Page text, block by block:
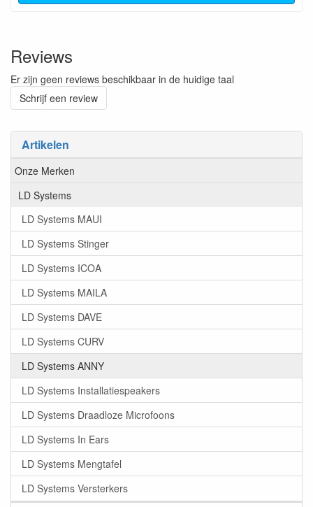
Artikelen
Onze Merken
LD Systems
LD Systems MAUI
LD Systems Stinger
LD Systems ICOA
LD Systems MAILA
LD Systems DAVE
LD Systems CURV
LD Systems ANNY
LD Systems Installatiespeakers
LD Systems Draadloze Microfoons
LD Systems In Ears
LD Systems Mengtafel
LD Systems Versterkers
Reviews
Er zijn geen reviews beschikbaar in de huidige taal
Schrijf een review